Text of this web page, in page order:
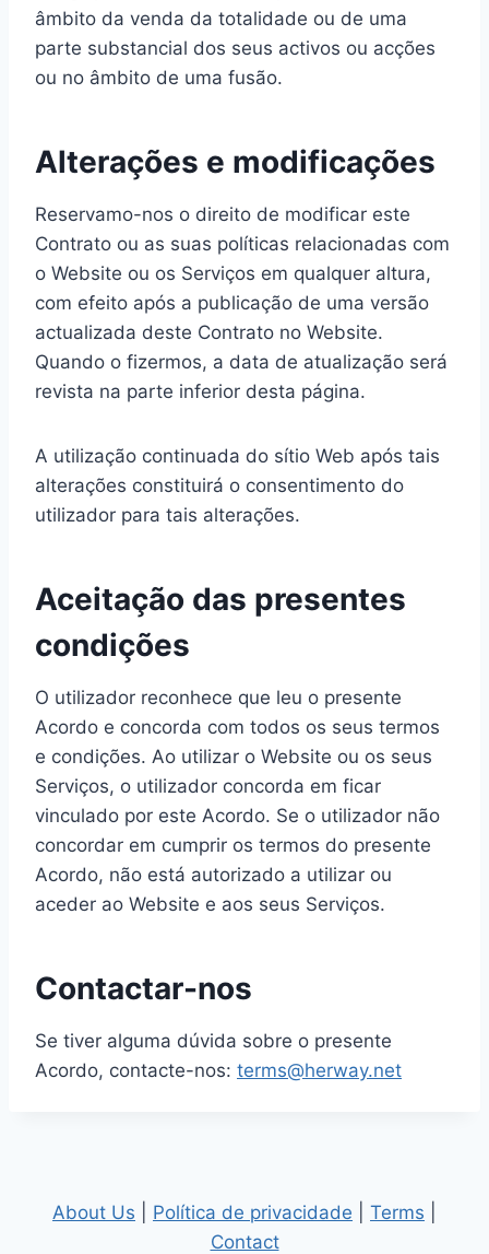
âmbito da venda da totalidade ou de uma
parte substancial dos seus activos ou acções
ou no âmbito de uma fusão.
Alterações e modificações
Reservamo-nos o direito de modificar este
Contrato ou as suas políticas relacionadas com
o Website ou os Serviços em qualquer altura,
com efeito após a publicação de uma versão
actualizada deste Contrato no Website.
Quando o fizermos, a data de atualização será
revista na parte inferior desta página.
A utilização continuada do sítio Web após tais
alterações constituirá o consentimento do
utilizador para tais alterações.
Aceitação das presentes
condições
O utilizador reconhece que leu o presente
Acordo e concorda com todos os seus termos
e condições. Ao utilizar o Website ou os seus
Serviços, o utilizador concorda em ficar
vinculado por este Acordo. Se o utilizador não
concordar em cumprir os termos do presente
Acordo, não está autorizado a utilizar ou
aceder ao Website e aos seus Serviços.
Contactar-nos
Se tiver alguma dúvida sobre o presente
Acordo, contacte-nos: terms@herway.net
About Us Política de privacidade Terms
Contact